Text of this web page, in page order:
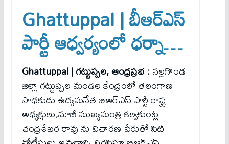
Ghattuppal | బీఆర్ఎస్
పార్టీ ఆధ్వర్యంలో ధర్నా…
Ghattuppal | గట్టుప్పల, ఆంధ్రప్రభ :నల్లగొండ
జిల్లా గట్టుప్పల మండల కేంద్రంలో తెలంగాణ
సాధకుడు ఉద్యమనేత బిఆర్ఎస్ పార్టీ రాష్ట్ర
అధ్యక్షులు,మాజీ ముఖ్యమంత్రి కల్వకుంట్ల
చంద్రశేఖర రావు ను విచారణ పేరుతో సిట్